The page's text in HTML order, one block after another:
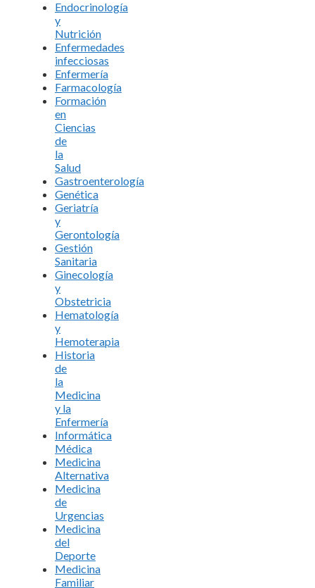
Endocrinología
y
Nutrición
Enfermedades
infecciosas
Enfermería
Farmacología
Formación
en
Ciencias
de
la
Salud
Gastroenterología
Genética
Geriatría
y
Gerontología
Gestión
Sanitaria
Ginecología
y
Obstetricia
Hematología
y
Hemoterapia
Historia
de
la
Medicina
y la
Enfermería
Informática
Médica
Medicina
Alternativa
Medicina
de
Urgencias
Medicina
del
Deporte
Medicina
Familiar